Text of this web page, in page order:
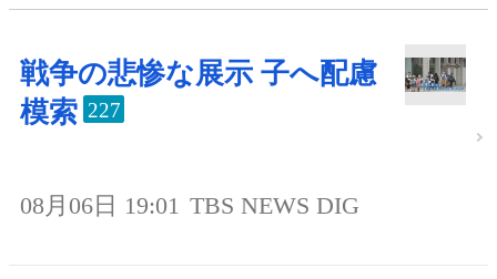
戦争の悲惨な展示 子へ配慮
模索 227
08月06日 19:01 TBS NEWS DIG